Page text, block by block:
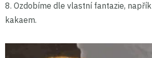
8. Ozdobíme dle vlastní fantazie,
kakaem.